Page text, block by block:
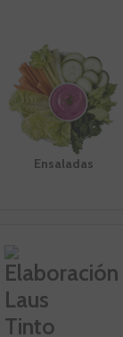
Ensaladas